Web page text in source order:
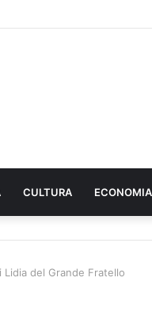
CULTURA ECONOMIA
Lidia del Grande Fratello